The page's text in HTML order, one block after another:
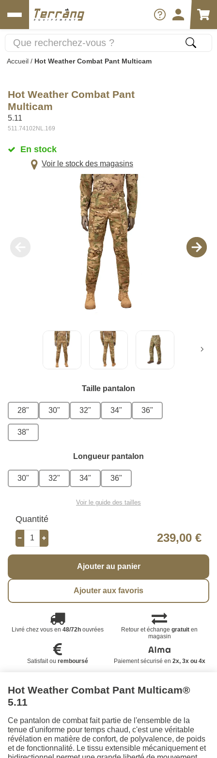
Accueil / Hot Weather Combat Pant Multicam
Hot Weather Combat Pant
Multicam
5.11
511.74102NL.169
En stock
Voir le stock des magasins
Taille pantalon
28" 30" 32" 34" 36"
38"
Longueur pantalon
30" 32" 34" 36"
Voir le guide des tailles
Quantité
239,00 €
Ajouter au panier
Ajouter aux favoris
Livré chez vous en 48/72houvrées Retour et échangegratuit en
magasin
Satisfait ou remboursé Paiement sécurisé en 2x, 3x ou 4x
Hot Weather Combat Pant Multicam®
5.11
Ce pantalon de combat fait partie de l'ensemble de la
tenue d'uniforme pour temps chaud, c'est une véritable
révélation en matière de confort, de polyvalence, de poids
et de fonctionnalité. Le tissu extensible mécaniquement et